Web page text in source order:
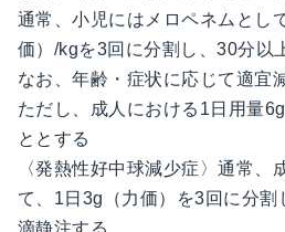
通常、小児にはメロペネムとし
価）/kgを3回に分割し、30分以
なお、年齢・症状に応じて適宜
ただし、成人における1日用量
ととする
〈発熱性好中球減少症〉通常、
て、1日3g（力価）を3回に分割
滴静注する